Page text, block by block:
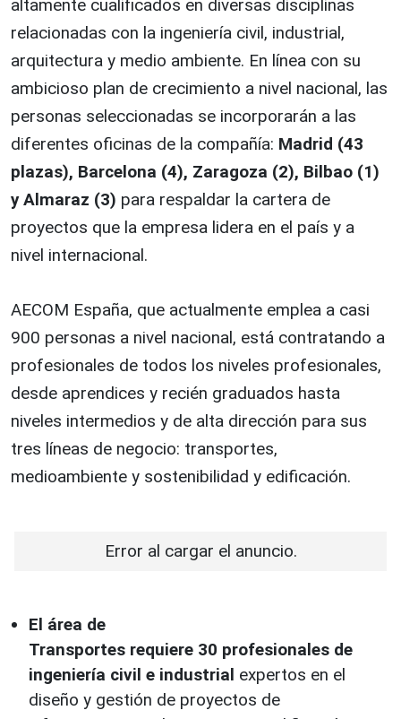
altamente cualificados en diversas disciplinas
relacionadas con la ingeniería civil, industrial,
arquitectura y medio ambiente. En línea con su
ambicioso plan de crecimiento a nivel nacional, las
personas seleccionadas se incorporarán a las
diferentes oficinas de la compañía: Madrid (43
plazas), Barcelona (4), Zaragoza (2), Bilbao (1)
y Almaraz (3) para respaldar la cartera de
proyectos que la empresa lidera en el país y a
nivel internacional.
AECOM España, que actualmente emplea a casi
900 personas a nivel nacional, está contratando a
profesionales de todos los niveles profesionales,
desde aprendices y recién graduados hasta
niveles intermedios y de alta dirección para sus
tres líneas de negocio: transportes,
medioambiente y sostenibilidad y edificación.
Error al cargar el anuncio.
El área de
Transportes requiere 30 profesionales de
ingeniería civil e industrial expertos en el
diseño y gestión de proyectos de